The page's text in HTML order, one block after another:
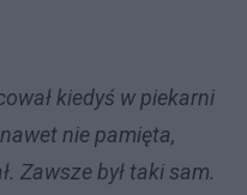
kiedyś w piekarni
nie pamięta,
Zawsze był taki sam.